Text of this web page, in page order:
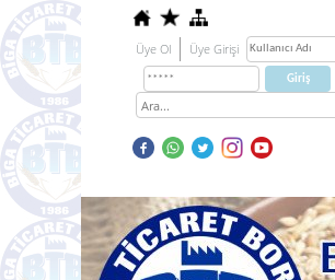
Üye Ol Üye Girişi